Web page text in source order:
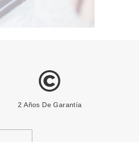
2 Años De Garantía